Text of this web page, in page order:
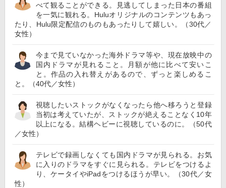
べて観ることができる。見逃してしまった日本の番組
を一気に観れる。Huluオリジナルのコンテンツもあっ
たり、Hulu限定配信のものもあったりして嬉しい。（30代／
女性）
今まで見ていなかった海外ドラマ等や、現在放映中の
国内ドラマが見れること。月額が他に比べて安いこ
と。作品の入れ替えがあるので、ずっと楽しめるこ
と。（40代／女性）
視聴したいストックがなくなったら他へ移ろうと登録
当初は考えていたが、ストックが絶えることなく10年
以上になる。結構ヘビーに視聴しているのに。（50代
／女性）
テレビで録画しなくても国内ドラマが見られる。お気
に入りのドラマをすぐに見られる。テレビをつけるよ
り、ケータイやiPadをつけるほうが早い。（30代／女
性）